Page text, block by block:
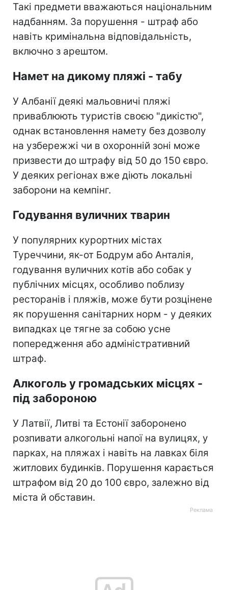
Такі предмети вважаються національним
надбанням. За порушення - штраф або
навіть кримінальна відповідальність,
включно з арештом.
Намет на дикому пляжі - табу
У Албанії деякі мальовничі пляжі
приваблюють туристів своєю "дикістю",
однак встановлення намету без дозволу
на узбережжі чи в охоронній зоні може
призвести до штрафу від 50 до 150 євро.
У деяких регіонах вже діють локальні
заборони на кемпінг.
Годування вуличних тварин
У популярних курортних містах
Туреччини, як-от Бодрум або Анталія,
годування вуличних котів або собак у
публічних місцях, особливо поблизу
ресторанів і пляжів, може бути розцінене
як порушення санітарних норм - у деяких
випадках це тягне за собою усне
попередження або адміністративний
штраф.
Алкоголь у громадських місцях -
під забороною
У Латвії, Литві та Естонії заборонено
розпивати алкогольні напої на вулицях, у
парках, на пляжах і навіть на лавках біля
житлових будинків. Порушення карається
штрафом від 20 до 100 євро, залежно від
міста й обставин.